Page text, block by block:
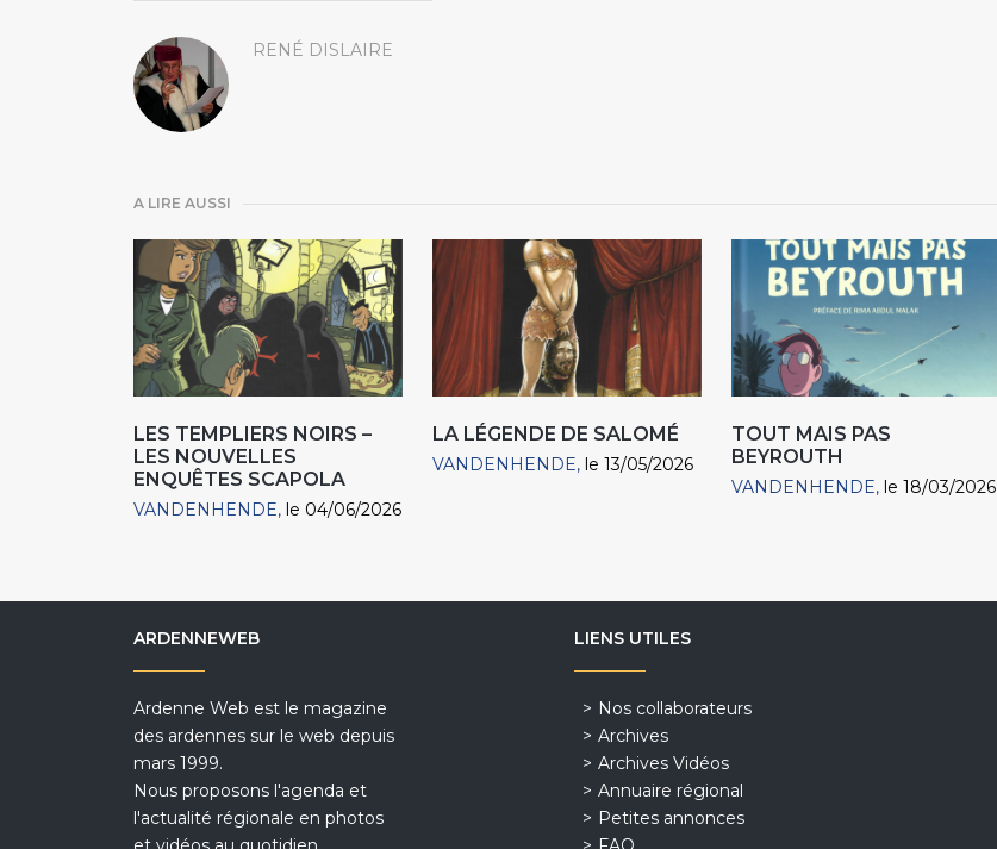
RENÉ DISLAIRE
A LIRE AUSSI
LES TEMPLIERS NOIRS –
LES NOUVELLES
ENQUÊTES SCAPOLA
VANDENHENDE le 04/06/2026
LA LÉGENDE DE SALOMÉ
VANDENHENDE le 13/05/2026
TOUT MAIS PAS
BEYROUTH
VANDENHENDE le 18/03/2026
ARDENNEWEB
Ardenne Web est le magazine
des ardennes sur le web depuis
mars 1999.
Nous proposons l'agenda et
l'actualité régionale en photos
LIENS UTILES
Nos collaborateurs
Archives
Archives Vidéos
Annuaire régional
Petites annonces